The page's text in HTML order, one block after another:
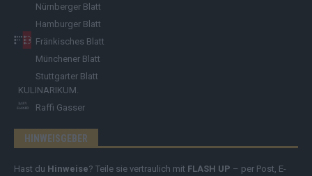
Nürnberger Blatt
Hamburger Blatt
Fränkisches Blatt
Münchener Blatt
Stuttgarter Blatt
KULINARIKUM.
Raffi Gasser
HINWEISGEBER
Hast du Hinweise? Teile sie vertraulich mit FLASH UP – per Post, E-